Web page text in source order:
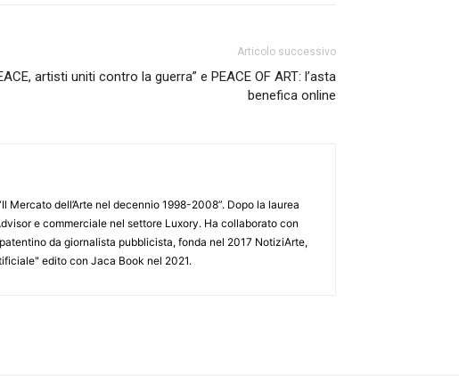
Articolo successivo
artisti uniti contro la guerra” e PEACE OF ART: l’asta
benefica online
Mercato dell’Arte nel decennio 1998-2008”. Dopo la laurea
e commerciale nel settore Luxory. Ha collaborato con
da giornalista pubblicista, fonda nel 2017 NotiziArte,
edito con Jaca Book nel 2021.